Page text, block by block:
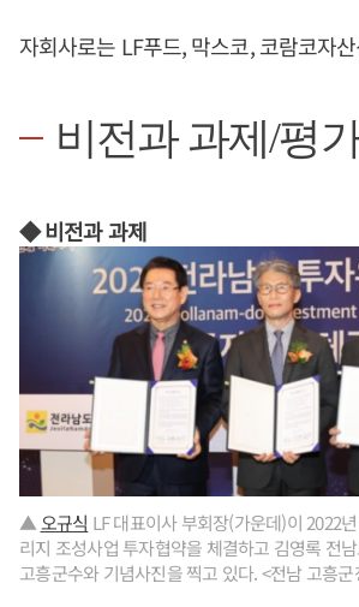
자회사로는 LF푸드, 막스코, 코람코자
비전과 과제/평
◆ 비전과 과제
▲오규식 LF 대표이사 부회장(가운데)이 2022
리지 조성사업 투자협약을 체결하고 김영록 전
고흥군수와 기념사진을 찍고 있다. <전남 고흥군